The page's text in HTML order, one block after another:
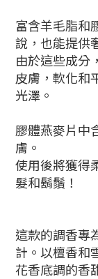
富含羊毛脂和
說，也能提供
由於這些成分
皮膚，軟化和
光澤。
膠體燕麥片中
膚。
使用後將獲得
髮和鬍鬚！
這款的調香專
計。 以檀香和
花香底調的香